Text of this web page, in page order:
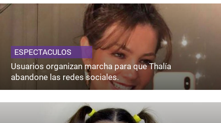
ESPECTACULOS
Usuarios organizan marcha para que Thalía
abandone las redes sociales.